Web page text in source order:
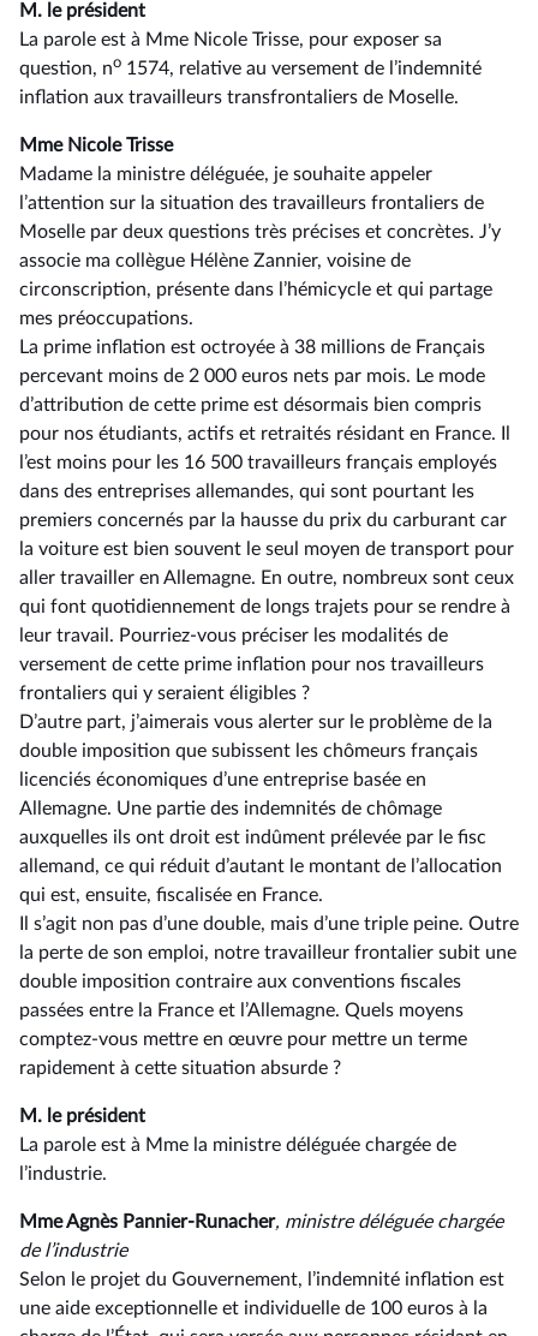
M. le président
La parole est à Mme Nicole Trisse, pour exposer sa
question, no 1574, relative au versement de l’indemnité
inflation aux travailleurs transfrontaliers de Moselle.
Mme Nicole Trisse
Madame la ministre déléguée, je souhaite appeler
l’attention sur la situation des travailleurs frontaliers de
Moselle par deux questions très précises et concrètes. J’y
associe ma collègue Hélène Zannier, voisine de
circonscription, présente dans l’hémicycle et qui partage
mes préoccupations.
La prime inflation est octroyée à 38 millions de Français
percevant moins de 2 000 euros nets par mois. Le mode
d’attribution de cette prime est désormais bien compris
pour nos étudiants, actifs et retraités résidant en France. Il
l’est moins pour les 16 500 travailleurs français employés
dans des entreprises allemandes, qui sont pourtant les
premiers concernés par la hausse du prix du carburant car
la voiture est bien souvent le seul moyen de transport pour
aller travailler en Allemagne. En outre, nombreux sont ceux
qui font quotidiennement de longs trajets pour se rendre à
leur travail. Pourriez-vous préciser les modalités de
versement de cette prime inflation pour nos travailleurs
frontaliers qui y seraient éligibles ?
D’autre part, j’aimerais vous alerter sur le problème de la
double imposition que subissent les chômeurs français
licenciés économiques d’une entreprise basée en
Allemagne. Une partie des indemnités de chômage
auxquelles ils ont droit est indûment prélevée par le fisc
allemand, ce qui réduit d’autant le montant de l’allocation
qui est, ensuite, fiscalisée en France.
Il s’agit non pas d’une double, mais d’une triple peine. Outre
la perte de son emploi, notre travailleur frontalier subit une
double imposition contraire aux conventions fiscales
passées entre la France et l’Allemagne. Quels moyens
comptez-vous mettre en œuvre pour mettre un terme
rapidement à cette situation absurde ?
M. le président
La parole est à Mme la ministre déléguée chargée de
l’industrie.
Mme Agnès Pannier-Runacher, ministre déléguée chargée
de l’industrie
Selon le projet du Gouvernement, l’indemnité inflation est
une aide exceptionnelle et individuelle de 100 euros à la